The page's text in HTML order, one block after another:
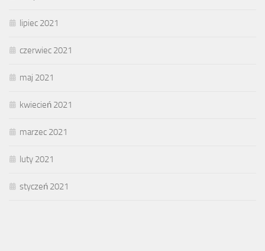
lipiec 2021
czerwiec 2021
maj 2021
kwiecień 2021
marzec 2021
luty 2021
styczeń 2021